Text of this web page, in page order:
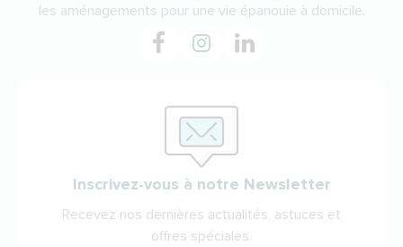
les aménagements pour une vie épanouie à domicile.
Inscrivez-vous à notre Newsletter
Recevez nos dernières actualités, astuces et
offres spéciales.